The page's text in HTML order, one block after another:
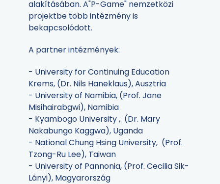
alakításában. A"P-Game" nemzetközi
projektbe több intézmény is
bekapcsolódott.
A partner intézmények:
- University for Continuing Education
Krems, (Dr. Nils Haneklaus), Ausztria
- University of Namibia, (Prof. Jane
Misihairabgwi), Namibia
- Kyambogo University , (Dr. Mary
Nakabungo Kaggwa), Uganda
- National Chung Hsing University, (Prof.
Tzong-Ru Lee), Taiwan
- University of Pannonia, (Prof. Cecilia Sik-
Lányi), Magyarország